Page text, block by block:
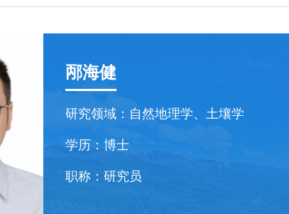
邴海健
研究领域： 自然地理学、土壤学
学历： 博士
职称： 研究员